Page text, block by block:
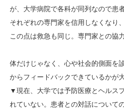
が、大学病院で各科が同列なので患
それぞれの専門家を信用しなくなり
この点は救急も同じ。専門家との協
体だけじゃなく、心や社会的側面を
からフィードバックできているかが大
▼現在、大学では予防医療とヘルス
れていない。患者との対話について